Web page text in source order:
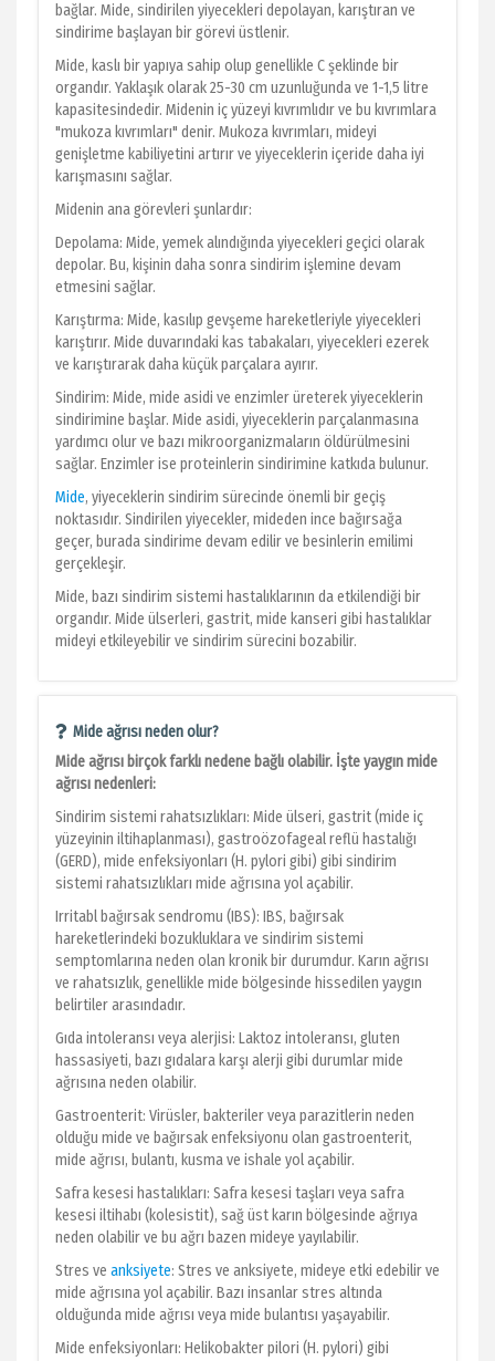
bağlar. Mide, sindirilen yiyecekleri depolayan, karıştıran ve
sindirime başlayan bir görevi üstlenir.
Mide, kaslı bir yapıya sahip olup genellikle C şeklinde bir
organdır. Yaklaşık olarak 25-30 cm uzunluğunda ve 1-1,5 litre
kapasitesindedir. Midenin iç yüzeyi kıvrımlıdır ve bu kıvrımlara
"mukoza kıvrımları" denir. Mukoza kıvrımları, mideyi
genişletme kabiliyetini artırır ve yiyeceklerin içeride daha iyi
karışmasını sağlar.
Midenin ana görevleri şunlardır:
Depolama: Mide, yemek alındığında yiyecekleri geçici olarak
depolar. Bu, kişinin daha sonra sindirim işlemine devam
etmesini sağlar.
Karıştırma: Mide, kasılıp gevşeme hareketleriyle yiyecekleri
karıştırır. Mide duvarındaki kas tabakaları, yiyecekleri ezerek
ve karıştırarak daha küçük parçalara ayırır.
Sindirim: Mide, mide asidi ve enzimler üreterek yiyeceklerin
sindirimine başlar. Mide asidi, yiyeceklerin parçalanmasına
yardımcı olur ve bazı mikroorganizmaların öldürülmesini
sağlar. Enzimler ise proteinlerin sindirimine katkıda bulunur.
Mide, yiyeceklerin sindirim sürecinde önemli bir geçiş
noktasıdır. Sindirilen yiyecekler, mideden ince bağırsağa
geçer, burada sindirime devam edilir ve besinlerin emilimi
gerçekleşir.
Mide, bazı sindirim sistemi hastalıklarının da etkilendiği bir
organdır. Mide ülserleri, gastrit, mide kanseri gibi hastalıklar
mideyi etkileyebilir ve sindirim sürecini bozabilir.
Mide ağrısı neden olur?
Mide ağrısı birçok farklı nedene bağlı olabilir. İşte yaygın mide
ağrısı nedenleri:
Sindirim sistemi rahatsızlıkları: Mide ülseri, gastrit (mide iç
yüzeyinin iltihaplanması), gastroözofageal reflü hastalığı
(GERD), mide enfeksiyonları (H. pylori gibi) gibi sindirim
sistemi rahatsızlıkları mide ağrısına yol açabilir.
Irritabl bağırsak sendromu (IBS): IBS, bağırsak
hareketlerindeki bozukluklara ve sindirim sistemi
semptomlarına neden olan kronik bir durumdur. Karın ağrısı
ve rahatsızlık, genellikle mide bölgesinde hissedilen yaygın
belirtiler arasındadır.
Gıda intoleransı veya alerjisi: Laktoz intoleransı, gluten
hassasiyeti, bazı gıdalara karşı alerji gibi durumlar mide
ağrısına neden olabilir.
Gastroenterit: Virüsler, bakteriler veya parazitlerin neden
olduğu mide ve bağırsak enfeksiyonu olan gastroenterit,
mide ağrısı, bulantı, kusma ve ishale yol açabilir.
Safra kesesi hastalıkları: Safra kesesi taşları veya safra
kesesi iltihabı (kolesistit), sağ üst karın bölgesinde ağrıya
neden olabilir ve bu ağrı bazen mideye yayılabilir.
Stres ve anksiyete: Stres ve anksiyete, mideye etki edebilir ve
mide ağrısına yol açabilir. Bazı insanlar stres altında
olduğunda mide ağrısı veya mide bulantısı yaşayabilir.
Mide enfeksiyonları: Helikobakter pilori (H. pylori) gibi